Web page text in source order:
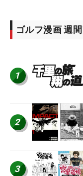
ゴルフ漫画 週
1
2
3